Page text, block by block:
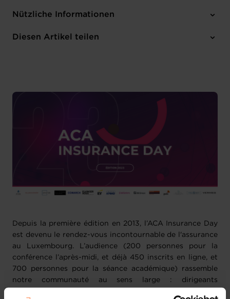
Nützliche Informationen
Donnerstag 23 Nov 2023
Diesen Artikel teilen
Depuis la première édition en 2013, l’ACA Insurance Day
est devenu le rendez-vous incontournable de l'assurance
au Luxembourg. L’audience (200 personnes pour la
conférence l’après-midi, et déjà 450 inscrits en ligne, et
700 personnes pour la séance académique) rassemble
notre communauté au sens large : dirigeants